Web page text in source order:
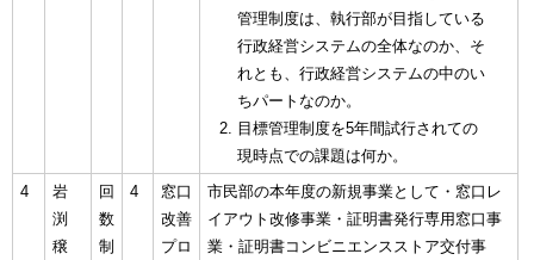
管理制度は、執行部が目指している
行政経営システムの全体なのか、そ
れとも、行政経営システムの中のい
ちパートなのか。
目標管理制度を5年間試行されての
現時点での課題は何か。
4
岩
渕
穣
回
数
制
4
窓口
改善
プロ
市民部の本年度の新規事業として・窓口レ
イアウト改修事業・証明書発行専用窓口事
業・証明書コンビニエンスストア交付事